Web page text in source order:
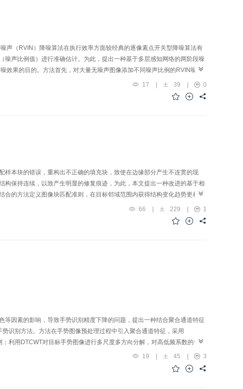
声（RVIN）降噪算法在执行效率方面较经典的逐像素点开关型降噪算法有
声比例值）进行准确估计。为此，提出一种基于多层感知网络的两阶段噪
效果的目的。方法首先，对大量无噪声图像添加不同噪声比例的RVIN噪声
分配（soft-assignment）编码法提取并筛选若干能反映噪声图像受随机脉
的特征矢量及对应的噪声比例分别作为多层感知网络的输入和输出训练噪声
采用粗精相结合的两阶段实现策略进一步提高RVIN噪声比例的预测准确
指标）较其他主流降噪算法高24 dB，处理一幅大小为512×512像素的图像
下具有鲁棒的预测准确性，在降噪效果和执行效率两个方面较经典的开关
17 39
0
本块的错误，重构出不正确的填充块，致使在边缘部分产生不连贯的现
保持连续，以致产生明显的修复痕迹，为此，本文提出一种改进的基于相
的方法定义图像块匹配准则，在目标邻域范围内获得结构变化趋势更相似
知信息，利用相似块与目标块的匹配程度，对稀疏系数增加不同的权重，
稀疏度自适应地在各结构复杂度不同的区域确定样本块尺寸，减少图像修复
复过程中产生断裂或者纹理延伸的现象，不仅在主观视觉有明显的提升，
66 | 229 |
1
因素的影响，导致手势识别精度下降的问题，提出一种结合聚合通道特征
识别方法。方法在手势图像预处理过程中引入聚合通道特征，采用
利用DTCWT对目标手势图像进行多尺度多方向分解，对高低频系数的每一
最后融合各个方向上的高低频特征并通过支持向量机（SVM）进行分类识
集，并标注区分前背景，对20种手势进行识别实验，并与传统的肤色检测、
。在任意可承受范围内的光照、距离等情况下，该方法能够更准确实时地
19 45
3